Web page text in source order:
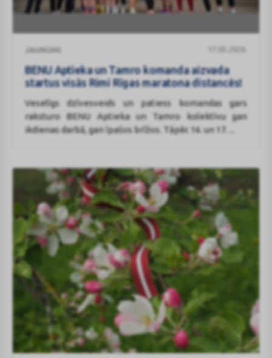
Aptieka
Tamro
aizvada
startus
visās
maratona
distancēs!
JAUNUMI
BENU Aptieka un Tamro komanda aizvada
startus visās Rimi Rīgas maratona distancēs!
Veselīgs dzīvesveids un patiess komandas gars
raksturo BENU Aptieka un Tamro kolektīvu gan
ikdienas darbā, gan īpašos brīžos. Tāpēc 16. un 17. ...